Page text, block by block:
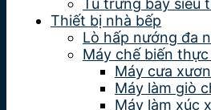
Thiết bị nhà bếp
Lò hấp nướng đa
Máy chế biến
Máy cưa
Máy làm giò
Máy làm xúc